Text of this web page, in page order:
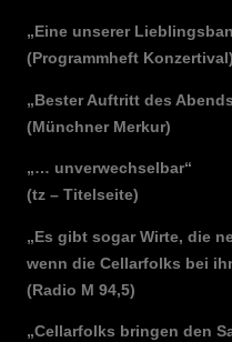
„Eine unserer
(Programmheft Konzertival)
„Bester Auftritt des
(Münchner Merkur)
„… unverwechselbar“
(tz – Titelseite)
„Es gibt sogar Wirte, die
wenn die Cellarfolks bei
(Radio M 94,5)
„Cellarfolks bringen den